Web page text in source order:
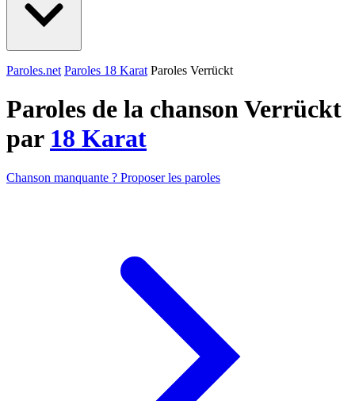
Paroles.net Paroles 18 Karat Paroles Verrückt
Paroles de la chanson Verrückt
par 18 Karat
Chanson manquante ? Proposer les paroles